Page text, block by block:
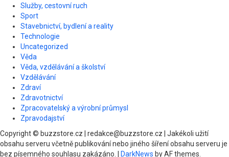
Služby, cestovní ruch
Sport
Stavebnictví, bydlení a reality
Technologie
Uncategorized
Věda
Věda, vzdělávání a školství
Vzdělávání
Zdraví
Zdravotnictví
Zpracovatelský a výrobní průmysl
Zpravodajství
Copyright © buzzstore.cz | redakce@buzzstore.cz | Jakékoli užití
obsahu serveru včetně publikování nebo jiného šíření obsahu serveru je
bez písemného souhlasu zakázáno.
DarkNews by AF themes.